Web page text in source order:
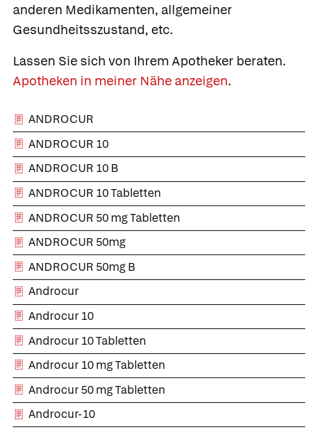
anderen Medikamenten, allgemeiner
Gesundheitsszustand, etc.
Lassen Sie sich von Ihrem Apotheker beraten.
Apotheken in meiner Nähe anzeigen.
ANDROCUR
ANDROCUR 10
ANDROCUR 10 B
ANDROCUR 10 Tabletten
ANDROCUR 50 mg Tabletten
ANDROCUR 50mg
ANDROCUR 50mg B
Androcur
Androcur 10
Androcur 10 Tabletten
Androcur 10 mg Tabletten
Androcur 50 mg Tabletten
Androcur-10